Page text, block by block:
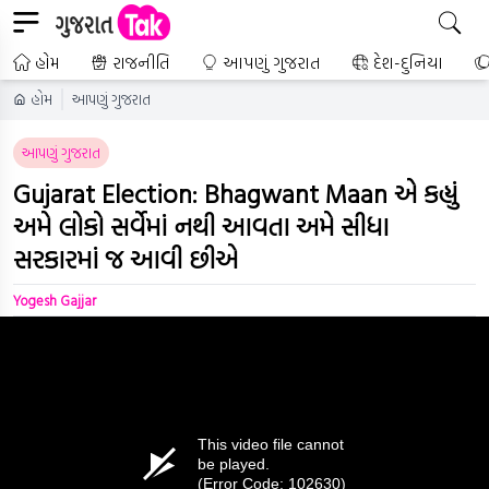
હોમ રાજનીતિ આપણું ગુજરાત દેશ-દુનિયા
હોમ આપણું ગુજરાત
આપણું ગુજરાત
Gujarat Election: Bhagwant Maan એ કહ્યું
અમે લોકો સર્વેમાં નથી આવતા અમે સીધા
સરકારમાં જ આવી છીએ
Yogesh Gajjar
This video file cannot
be played.
(Error Code: 102630)